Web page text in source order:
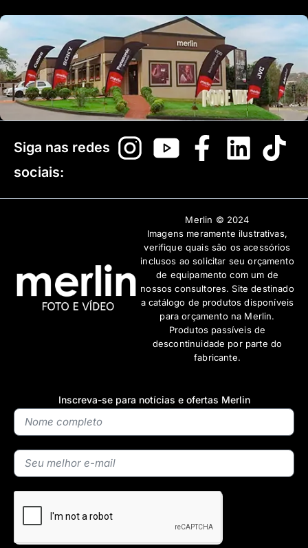
Inscreva-se para notícias e ofertas Merlin
Siga nas redes
sociais:
Merlin © 2024
Imagens meramente ilustrativas,
verifique quais são os acessórios
inclusos ao solicitar seu orçamento
de equipamento com um de
nossos consultores. Site destinado
a catálogo de produtos disponíveis
para orçamento na Merlin.
Produtos passíveis de
descontinuidade por parte do
fabricante.